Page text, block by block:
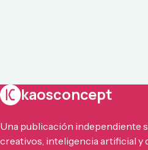
kaosconcept
Una publicación independiente
creativos, inteligencia artificial y